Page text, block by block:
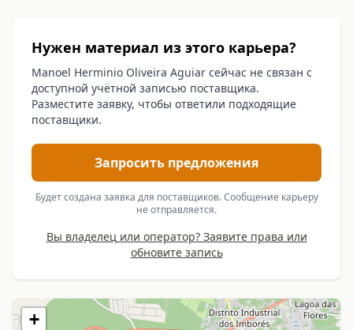
Нужен материал из этого карьера?
Manoel Herminio Oliveira Aguiar сейчас не связан с
доступной учётной записью поставщика.
Разместите заявку, чтобы ответили подходящие
поставщики.
Запросить предложения
Будет создана заявка для поставщиков. Сообщение карьеру
не отправляется.
Вы владелец или оператор? Заявите права или
обновите запись
+